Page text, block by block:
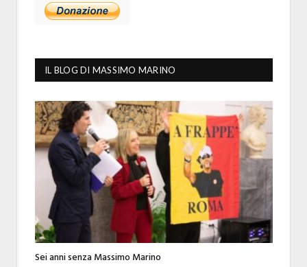
IL BLOG DI MASSIMO MARINO
Sei anni senza Massimo Marino